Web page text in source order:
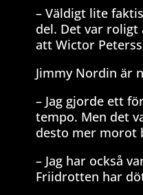
– Väldigt lite
del. Det var
att Wictor
Jimmy Nordin är
– Jag gjorde ett
tempo. Men det
desto mer morot
– Jag har också
Friidrotten har